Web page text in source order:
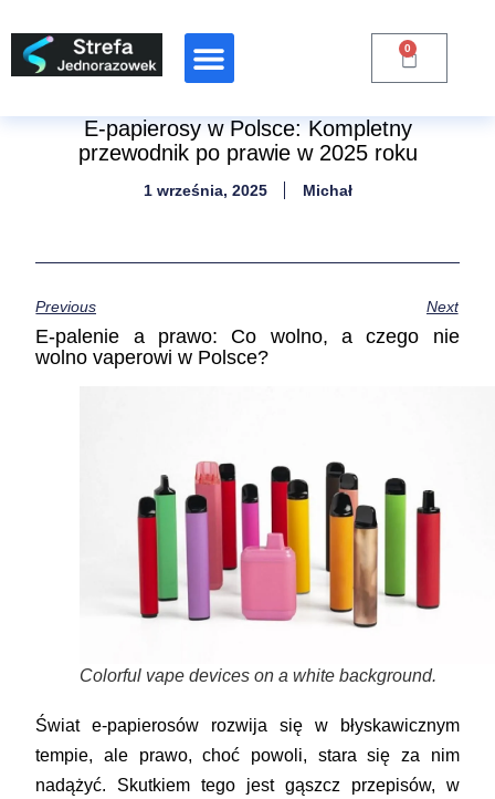
0
E-papierosy w Polsce: Kompletny
przewodnik po prawie w 2025 roku
1 września, 2025 Michał
Previous Next
E-palenie a prawo: Co wolno, a czego nie
wolno vaperowi w Polsce?
Colorful vape devices on a white background.
Świat e-papierosów rozwija się w błyskawicznym
tempie, ale prawo, choć powoli, stara się za nim
nadążyć. Skutkiem tego jest gąszcz przepisów, w